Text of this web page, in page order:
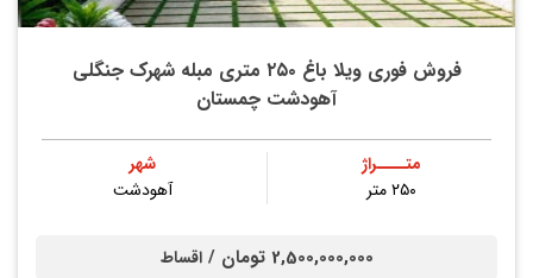
فروش فوری ویلا باغ ۲۵۰ متری مبله شهرک جنگلی
آهودشت چمستان
متــــراژ
۲۵۰ متر
شهر
آهودشت
2,500,000,000 تومان / اقساط